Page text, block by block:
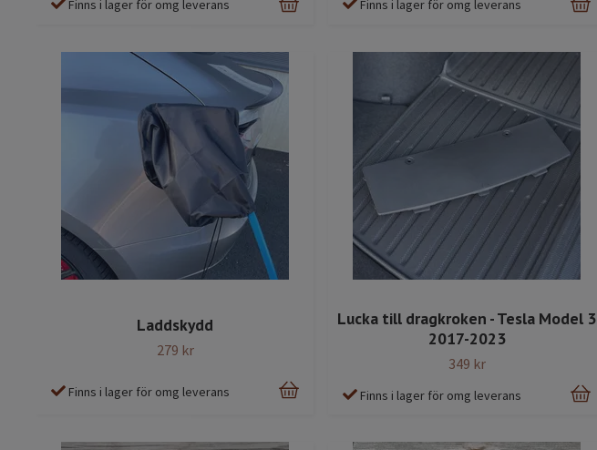
Finns i lager för omg leverans Finns i lager för omg leverans
Laddskydd
279 kr
Finns i lager för omg leverans
Lucka till dragkroken - Tesla Model 3
2017-2023
349 kr
Finns i lager för omg leverans